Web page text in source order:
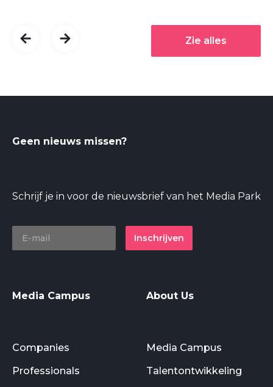
Zie alles
Geen nieuws missen?
Schrijf je in voor de nieuwsbrief van het Media Park
Inschrijven
Media Campus
Companies
Professionals
About Us
Media Campus
Talentontwikkeling